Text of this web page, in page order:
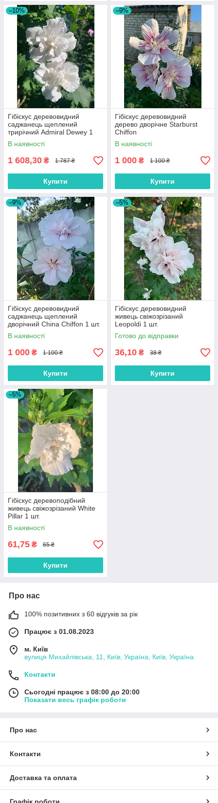
–10%
Гібіскус деревовидний
саджанець щеплений
трирічний Admiral Dewey 1
шт.
В наявності
1 608,30 ₴ 1 787 ₴
Купити
–9%
Гібіскус деревовидний
дерево дворічне Starburst
Chiffon
В наявності
1 000 ₴ 1 100 ₴
Купити
–9%
Гібіскус деревовидний
саджанець щеплений
дворічний China Chiffon 1 шт.
В наявності
1 000 ₴ 1 100 ₴
Купити
–5%
Гібіскус деревовидний
живець свіжозрізаний
Leopoldi 1 шт.
Готово до відправки
36,10 ₴ 38 ₴
Купити
–5%
Гібіскус деревоподібний
живець свіжозрізаний White
Pillar 1 шт.
В наявності
61,75 ₴ 65 ₴
Купити
Про нас
100% позитивних з 60 відгуків за рік
Працює з 01.08.2023
м. Київ
вулиця Михайлівська, 11, Київ, Україна, Київ, Україна
Контакти
Сьогодні працює з 08:00 до 20:00
Показати весь графік роботи
Про нас
Контакти
Доставка та оплата